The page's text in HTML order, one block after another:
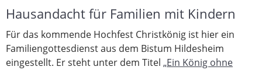
Hausandacht für Familien mit Kindern
Für das kommende Hochfest Christkönig ist hier ein
Familiengottesdienst aus dem Bistum Hildesheim
eingestellt. Er steht unter dem Titel „Ein König ohne